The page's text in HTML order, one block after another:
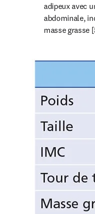
adipeux avec
abdominale,
masse grasse